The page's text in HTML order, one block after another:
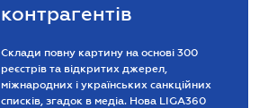
контрагентів
Склади повну картину на основі 300
реєстрів та відкритих джерел,
міжнародних і українських санкційних
списків, згадок в медіа. Нова LIGA360